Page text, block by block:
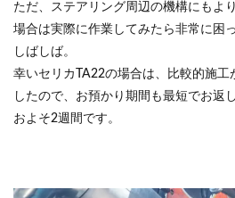
ただ、ステアリング周辺の機構にもよ
場合は実際に作業してみたら非常に困
しばしば。
幸いセリカTA22の場合は、比較的施工
したので、お預かり期間も最短でお返
およそ2週間です。